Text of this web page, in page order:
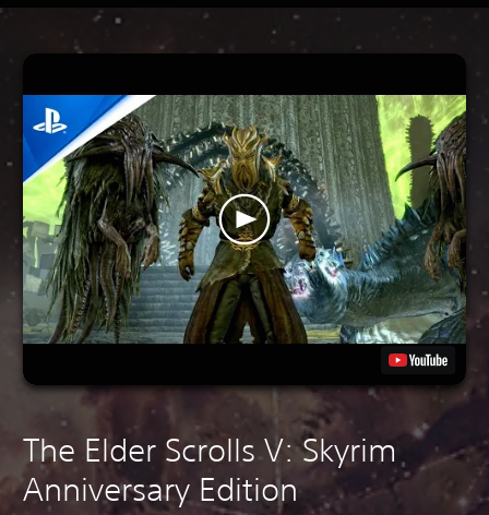
The Elder Scrolls V: Skyrim
Anniversary Edition